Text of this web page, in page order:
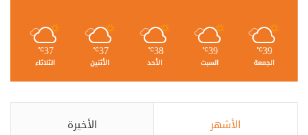
39
℃
الجمعة
39
℃
السبت
38
℃
الأحد
37
℃
الأثنين
37
℃
الثلاثاء
الأشهر الأخيرة